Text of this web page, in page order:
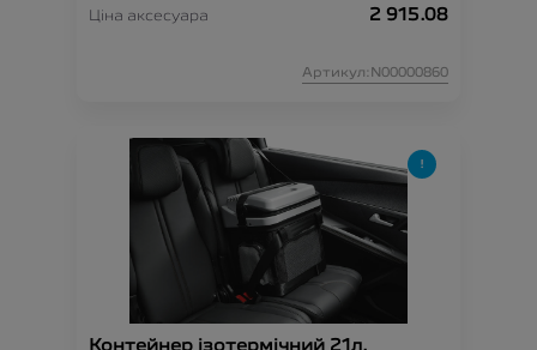
Ціна аксесуара 2 915.08
Артикул:N00000860